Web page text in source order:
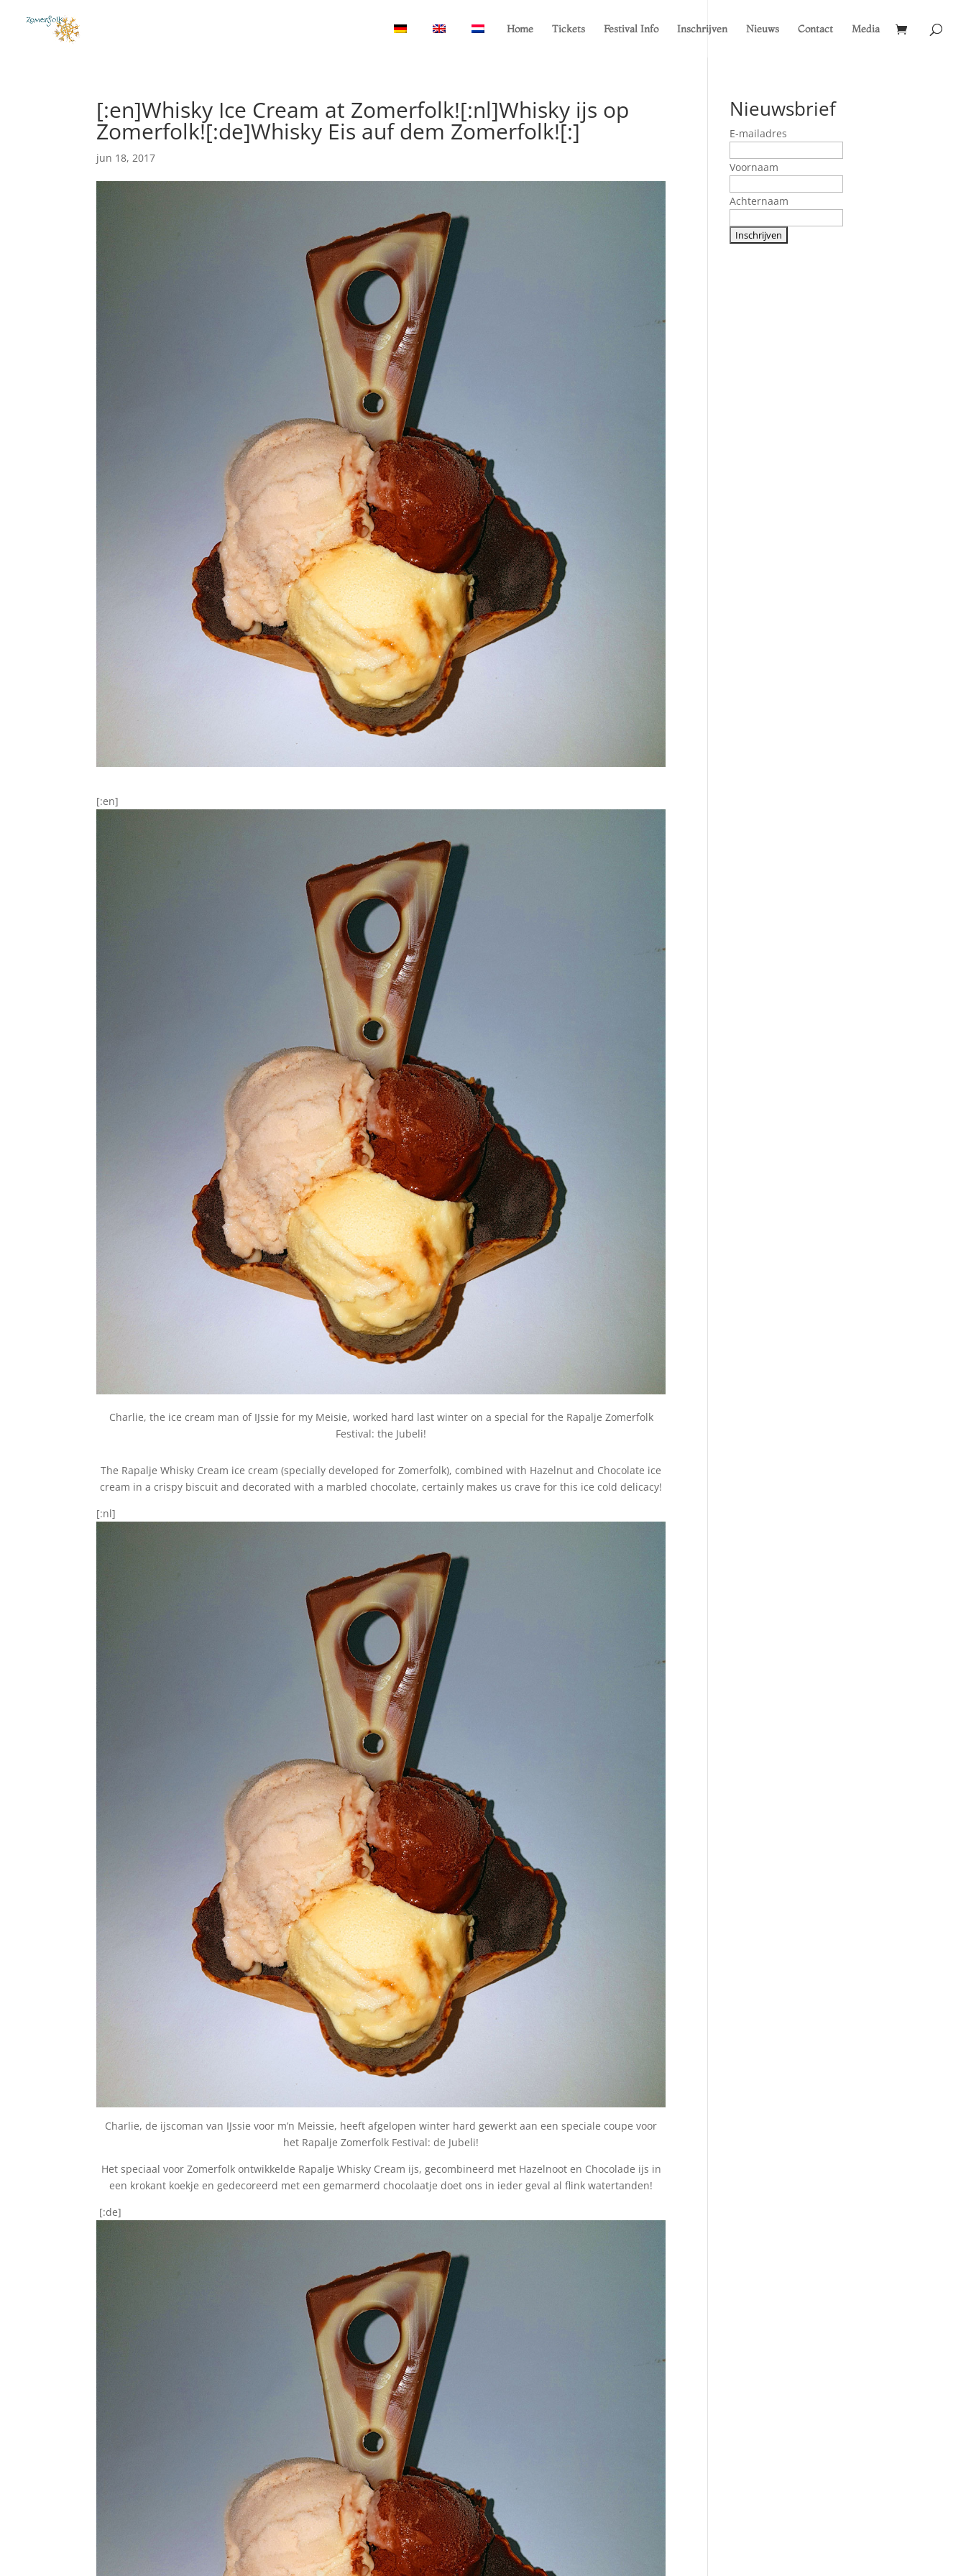
Home Tickets Festival Info Inschrijven Nieuws Contact Media
[:en]Whisky Ice Cream at Zomerfolk![:nl]Whisky ijs op
Zomerfolk![:de]Whisky Eis auf dem Zomerfolk![:]
jun 18, 2017
[:en]
Charlie, the ice cream man of IJssie for my Meisie, worked hard last winter on a special for the Rapalje Zomerfolk
Festival: the Jubeli!
The Rapalje Whisky Cream ice cream (specially developed for Zomerfolk), combined with Hazelnut and Chocolate ice
cream in a crispy biscuit and decorated with a marbled chocolate, certainly makes us crave for this ice cold delicacy!
[:nl]
Charlie, de ijscoman van IJssie voor m’n Meissie, heeft afgelopen winter hard gewerkt aan een speciale coupe voor
het Rapalje Zomerfolk Festival: de Jubeli!
Het speciaal voor Zomerfolk ontwikkelde Rapalje Whisky Cream ijs, gecombineerd met Hazelnoot en Chocolade ijs in
een krokant koekje en gedecoreerd met een gemarmerd chocolaatje doet ons in ieder geval al flink watertanden!
[:de]
Nieuwsbrief
E-mailadres
Voornaam
Achternaam